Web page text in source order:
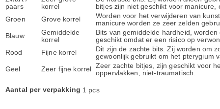
paars
korrel
bitjes zijn niet geschikt voor manicure,
Groen
Grove korrel
Worden voor het verwijderen van
manicure worden ze zeer zelden
Blauw
Gemiddelde
korrel
Bits van gemiddelde hardheid,
geschikt omdat er een risico op
Rood
Fijne korrel
Dit zijn de zachte bits. Zij worden om
gewoonlijk gebruikt om het pterygium
Geel
Zeer fijne korrel
Zeer zachte bitjes, zijn geschikt voor
oppervlakken, niet-traumatisch.
Aantal per verpakking 1 pcs